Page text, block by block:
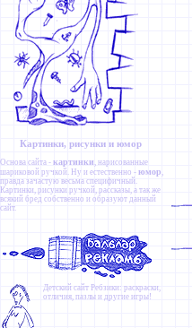
Картинки, рисунки и юмор
Основа сайта - картинки , нарисованные
шариковой ручкой. Ну и естественно - юмор ,
правда зачастую весьма специфичный.
Картинки, рисунки ручкой, рассказы, а так же
всякий бред собственно и образуют данный
сайт.
Детский сайт Ребзики: раскраски,
отличия, пазлы и другие игры!